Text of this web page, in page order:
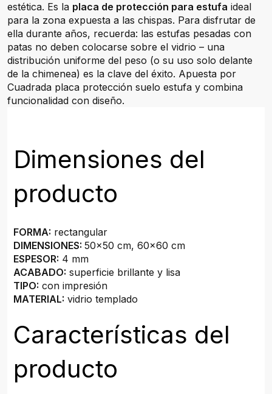
estética. Es la placa de protección para estufa ideal
para la zona expuesta a las chispas. Para disfrutar de
ella durante años, recuerda: las estufas pesadas con
patas no deben colocarse sobre el vidrio – una
distribución uniforme del peso (o su uso solo delante
de la chimenea) es la clave del éxito. Apuesta por
Cuadrada placa protección suelo estufa y combina
funcionalidad con diseño.
Dimensiones del
producto
FORMA: rectangular
DIMENSIONES: 50x50 cm, 60x60 cm
ESPESOR: 4 mm
ACABADO: superficie brillante y lisa
TIPO: con impresión
MATERIAL: vidrio templado
Características del
producto